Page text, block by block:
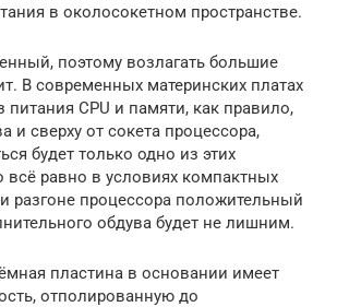
в околосокетном пространстве.
поэтому возлагать большие
В современных материнских платах
питания CPU и памяти, как правило,
и сверху от сокета процессора,
будет только одно из этих
всё равно в условиях компактных
разгоне процессора положительный
обдува будет не лишним.
пластина в основании имеет
отполированную до